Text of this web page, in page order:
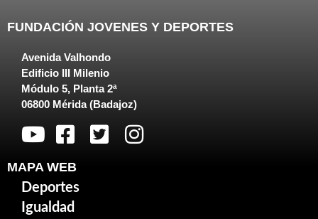
FUNDACIÓN JOVENES Y DEPORTES
Avenida Valhondo
Edificio III Milenio
Módulo 5, Planta 2ª
06800 Mérida (Badajoz)
MAPA WEB
Deportes
Igualdad